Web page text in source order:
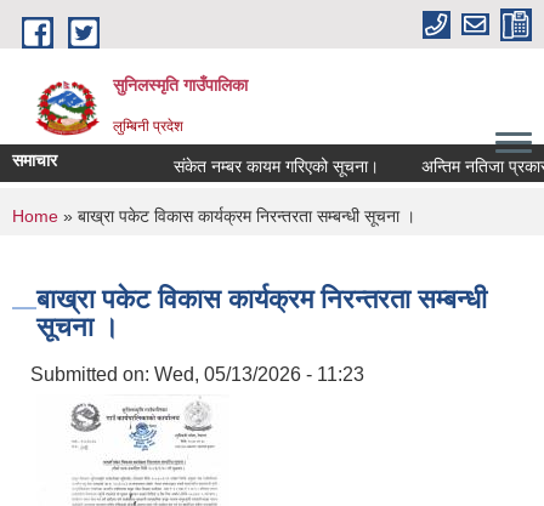
Skip to main content
सुनिलस्मृति गाउँपालिका
लुम्बिनी प्रदेश
समाचार संकेत नम्बर कायम गरिएको सूचना। अन्तिम नतिजा प्रकासन
You are here
Home » बाख्रा पकेट विकास कार्यक्रम निरन्तरता सम्बन्धी सूचना ।
बाख्रा पकेट विकास कार्यक्रम निरन्तरता सम्बन्धी
सूचना ।
Submitted on: Wed, 05/13/2026 - 11:23